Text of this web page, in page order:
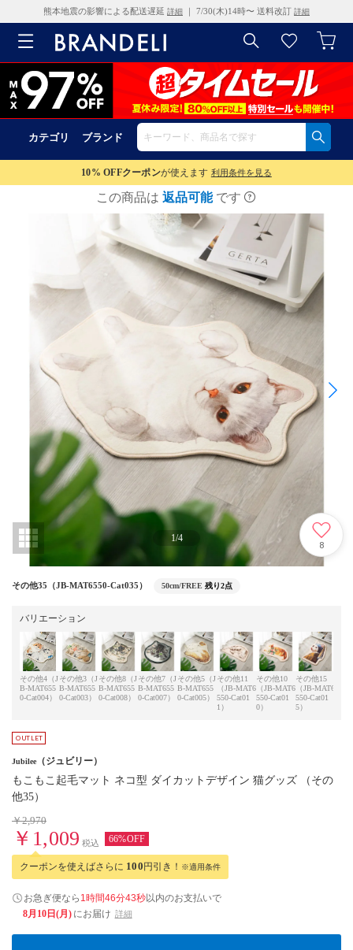
熊本地震の影響による配送遅延 詳細 ｜ 7/30(木)14時〜 送料改訂 詳細
カテゴリ ブランド
10% OFFクーポンが使えます 利用条件を見る
この商品は 返品可能 です
1/4
8
その他35（JB-MAT6550-Cat035） 50cm/FREE 残り2点
バリエーション
その他4（J
B-MAT655
0-Cat004）
その他3（J
B-MAT655
0-Cat003）
その他8（J
B-MAT655
0-Cat008）
その他7（J
B-MAT655
0-Cat007）
その他5（J
B-MAT655
0-Cat005）
その他11
（JB-MAT6
550-Cat01
1）
その他10
（JB-MAT6
550-Cat01
0）
その他15
（JB-MAT6
550-Cat01
5）
Jubilee （ジュビリー）
もこもこ起毛マット ネコ型 ダイカットデザイン 猫グッズ （その
他35）
￥2,970
￥1,009 税込 66%OFF
クーポンを使えばさらに 100円引き！ ※適用条件
お急ぎ便なら 1時間46分42秒以内のお支払いで
8月10日(月) にお届け 詳細